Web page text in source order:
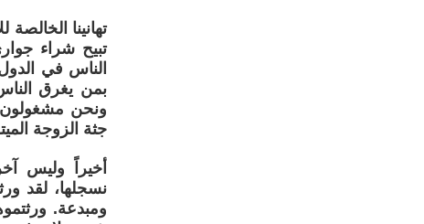
تهانينا
تبيح شراء
الناس في
بمن يغرق
ونحن مشغولون
جثة الزوجة
أخيراً وليس
نسجلها، لقد
ومبدعة.